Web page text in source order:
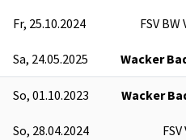
Fr, 25.10.2024 FSV
Sa, 24.05.2025 Wacker
So, 01.10.2023 Wacker
So, 28.04.2024